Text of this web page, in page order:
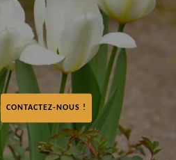
CONTACTEZ-NOUS !